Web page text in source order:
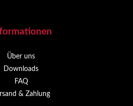
Über uns
Downloads
FAQ
& Zahlung